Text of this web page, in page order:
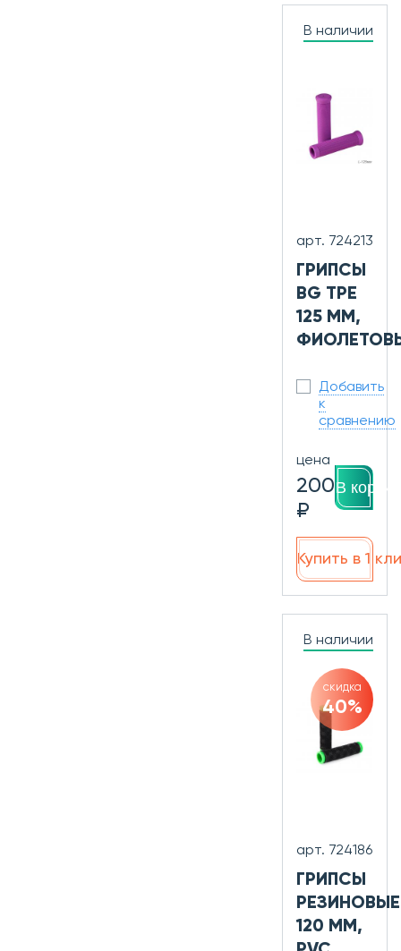
В наличии
арт. 724213
ГРИПСЫ
BG TPE
125 ММ,
Добавить
к
сравнению
цена
200
₽
В
Купить в 1
В наличии
скидка
40%
арт. 724186
ГРИПСЫ
РЕЗИНОВЫЕ
120 ММ,